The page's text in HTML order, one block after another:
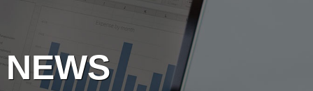
NEWS